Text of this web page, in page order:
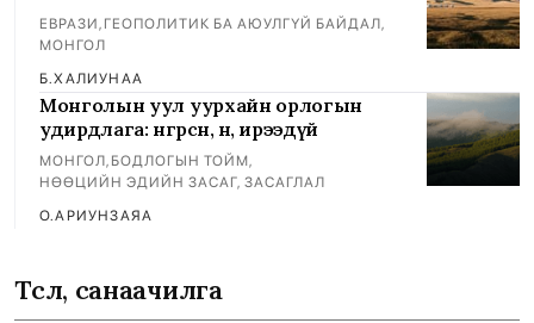
ЕВРАЗИ, ГЕОПОЛИТИК БА АЮУЛГҮЙ БАЙДАЛ,
МОНГОЛ
Б.ХАЛИУНАА
Монголын уул уурхайн орлогын
удирдлага: өнгөрсөн, өнөө, ирээдүй
МОНГОЛ, БОДЛОГЫН ТОЙМ,
НӨӨЦИЙН ЭДИЙН ЗАСАГ, ЗАСАГЛАЛ
О.АРИУНЗАЯА
Төсөл, санаачилга